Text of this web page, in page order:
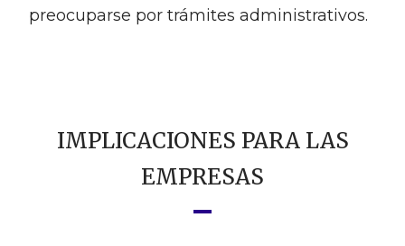
preocuparse por trámites administrativos.
IMPLICACIONES PARA LAS
EMPRESAS